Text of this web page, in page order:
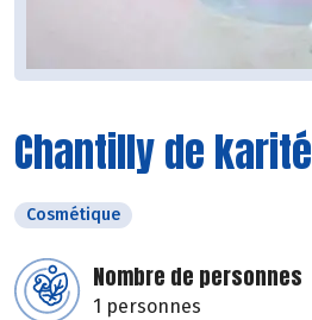
Chantilly de karité
Cosmétique
Nombre de personnes
1 personnes